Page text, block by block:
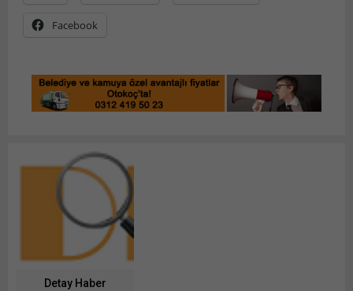
Facebook
Detay Haber